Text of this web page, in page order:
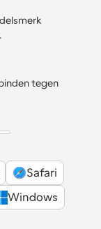
tegen
Safari
Windows